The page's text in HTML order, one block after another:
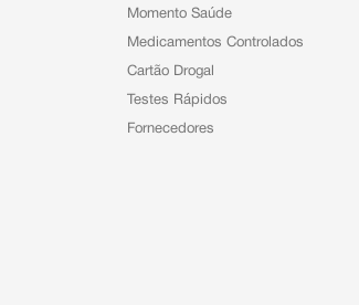
Momento Saúde
Medicamentos Controlados
Cartão Drogal
Testes Rápidos
Fornecedores